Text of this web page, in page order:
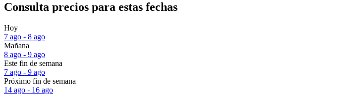
Consulta precios para estas fechas
Hoy
7 ago - 8 ago
Mañana
8 ago - 9 ago
Este fin de semana
7 ago - 9 ago
Próximo fin de semana
14 ago - 16 ago